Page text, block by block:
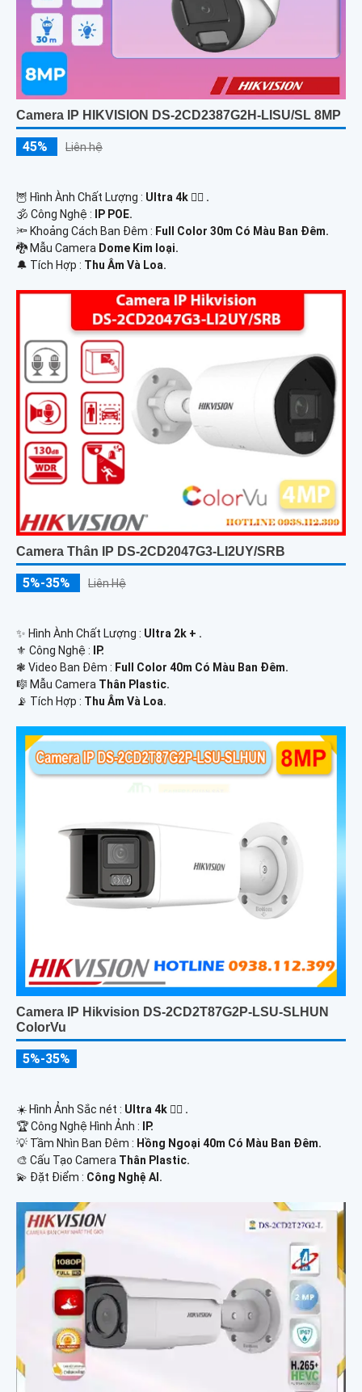
Camera IP HIKVISION DS-2CD2387G2H-LISU/SL 8MP
45% Liên hệ
🦉 Hình Ành Chất Lượng : Ultra 4k 👍🏾 .
🕉️ Công Nghệ :
IP POE.
🔦 Khoảng Cách Ban Đêm : Full Color 30m Có Màu Ban Ðêm.
🐉️ Mẫu Camera Dome Kim loại.
️🔔 Tích Hợp : Thu Âm Và Loa.
Camera Thân IP DS-2CD2047G3-LI2UY/SRB
5%-35% Liên Hệ
✨ Hình Ành Chất Lượng : Ultra 2k + .
⚜️ Công Nghệ :
IP.
❃ Video Ban Đêm : Full Color 40m Có Màu Ban Ðêm.
🎼️ Mẫu Camera Thân Plastic.
️📡 Tích Hợp : Thu Âm Và Loa.
Camera IP Hikvision DS-2CD2T87G2P-LSU-SLHUN
ColorVu
5%-35%
☀️ Hình Ảnh Sắc nét : Ultra 4k 👍🏾 .
🏆 Công Nghệ Hình Ảnh : IP.
💡 Tầm Nhìn Ban Đêm : Hồng Ngoại 40m Có Màu Ban Ðêm.
🎨 Cấu Tạo Camera Thân Plastic.
️💫 Đặt Điểm : Công Nghệ AI.